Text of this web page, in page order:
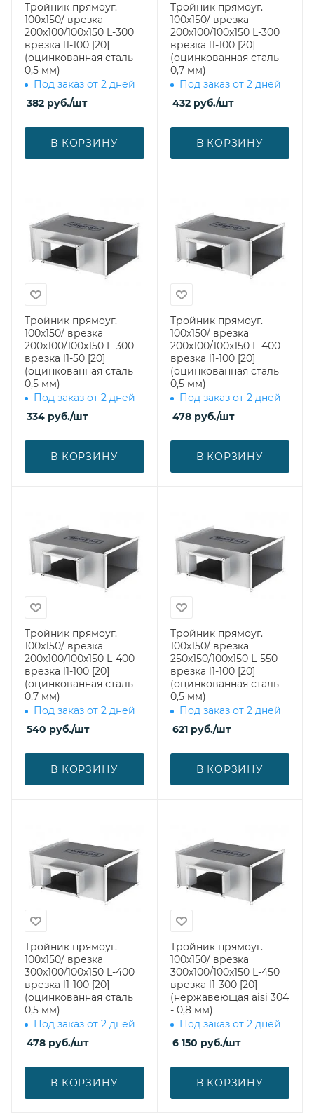
Тройник прямоуг.
100х150/ врезка
200х100/100х150 L-300
врезка l1-100 [20]
(оцинкованная сталь
0,5 мм)
Под заказ от 2 дней
382 руб./шт
В КОРЗИНУ
Тройник прямоуг.
100х150/ врезка
200х100/100х150 L-300
врезка l1-100 [20]
(оцинкованная сталь
0,7 мм)
Под заказ от 2 дней
432руб./шт
В КОРЗИНУ
Тройник прямоуг.
100х150/ врезка
200х100/100х150 L-300
врезка l1-50 [20]
(оцинкованная сталь
0,5 мм)
Под заказ от 2 дней
334 руб./шт
В КОРЗИНУ
Тройник прямоуг.
100х150/ врезка
200х100/100х150 L-400
врезка l1-100 [20]
(оцинкованная сталь
0,5 мм)
Под заказ от 2 дней
478руб./шт
В КОРЗИНУ
Тройник прямоуг.
100х150/ врезка
200х100/100х150 L-400
врезка l1-100 [20]
(оцинкованная сталь
0,7 мм)
Под заказ от 2 дней
540 руб./шт
В КОРЗИНУ
Тройник прямоуг.
100х150/ врезка
250х150/100х150 L-550
врезка l1-100 [20]
(оцинкованная сталь
0,5 мм)
Под заказ от 2 дней
621руб./шт
В КОРЗИНУ
Тройник прямоуг.
100х150/ врезка
300х100/100х150 L-400
врезка l1-100 [20]
(оцинкованная сталь
0,5 мм)
Под заказ от 2 дней
478 руб./шт
В КОРЗИНУ
Тройник прямоуг.
100х150/ врезка
300х100/100х150 L-450
врезка l1-300 [20]
(нержавеющая aisi 304
- 0,8 мм)
Под заказ от 2 дней
6 150 руб./шт
В КОРЗИНУ